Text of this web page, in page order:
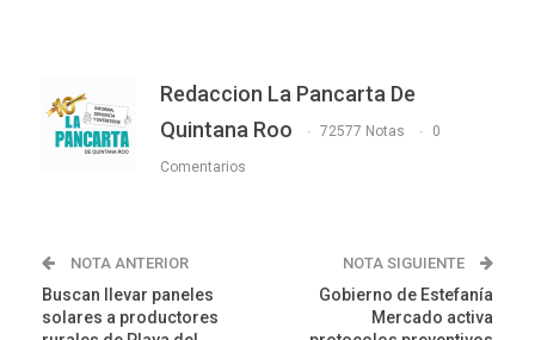
Redaccion La Pancarta De
Quintana Roo
72577 Notas 0
Comentarios
NOTA ANTERIOR
Buscan llevar paneles
solares a productores
NOTA SIGUIENTE
Gobierno de Estefanía
Mercado activa